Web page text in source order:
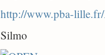
http://www.pba-
Silmo